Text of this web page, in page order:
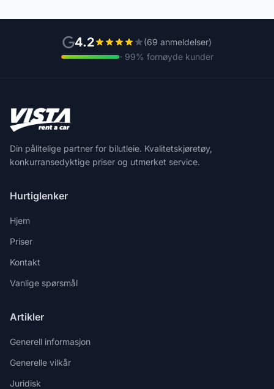
4.2
(69 anmeldelser)
· 99% fornøyde kunder
Din pålitelige partner for bilutleie. Kvalitetskjøretøy,
konkurransedyktige priser og utmerket service.
Hurtiglenker
Hjem
Priser
Kontakt
Vanlige spørsmål
Artikler
Generell informasjon
Generelle vilkår
Juridisk